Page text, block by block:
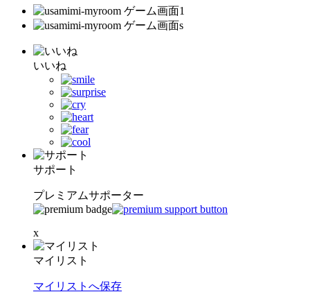
いいね
サポート
プレミアムサポーター
x
マイリスト
マイリストへ保存